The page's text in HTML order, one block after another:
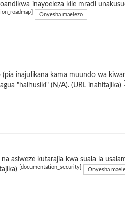
inayoeleza kile mradi
Onyesha maelezo
inajulikana kama muundo wa
"haihusiki" (N/A). (URL inahitajika)
asiweze kutarajia kwa suala la
[documentation_security] Onyesha